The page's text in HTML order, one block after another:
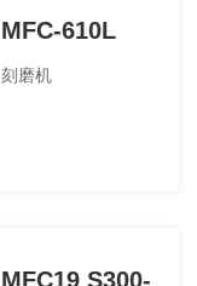
MFC-610L
刻磨机
MFC19 S300-